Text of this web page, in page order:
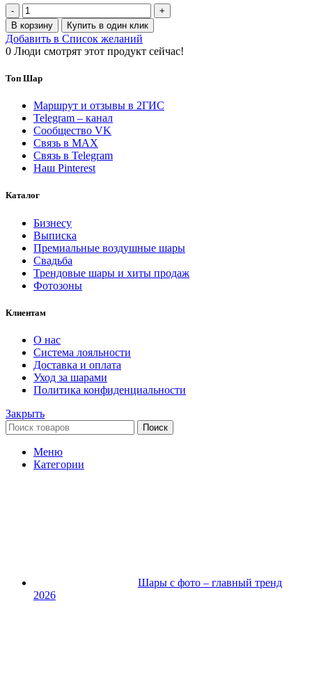
Количество
товара
Коробка
с
мини-
"Вау
В корзину Купить в один клик
Добавить в Список желаний
0 Люди смотрят этот продукт сейчас!
Топ Шар
Маршрут и отзывы в 2ГИС
Telegram – канал
Сообщество VK
Связь в MAX
Связь в Telegram
Наш Pinterest
Каталог
Бизнесу
Выписка
Премиальные воздушные шары
Свадьба
Трендовые шары и хиты продаж
Фотозоны
Клиентам
О нас
Система лояльности
Доставка и оплата
Уход за шарами
Политика конфиденциальности
Закрыть
Поиск
Меню
Категории
Шары с фото – главный тренд
2026